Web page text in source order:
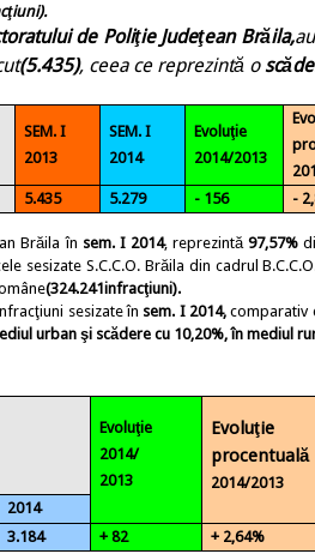
de Poliţie Judeţean Brăila,
(5.435), ceea ce reprezintă o
SEM. I
2013
SEM. I
2014
Evoluţie
2014/2013
5.435 5.279 - 156
-
Brăila în sem. I 2014, reprezintă97,57%
sesizate S.C.C.O. Brăila din cadrul
(324.241infracţiuni).
sesizate în sem. I 2014, comparativ
urban şi scădere cu 10,20%,în mediul
Evoluţie
2014/
2013
Evoluţie
procentuală
2014/2013
2014
3.184 + 82 + 2,64%